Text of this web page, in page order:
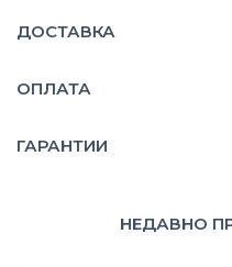
ДОСТАВКА
ОПЛАТА
ГАРАНТИИ
НЕДАВНО